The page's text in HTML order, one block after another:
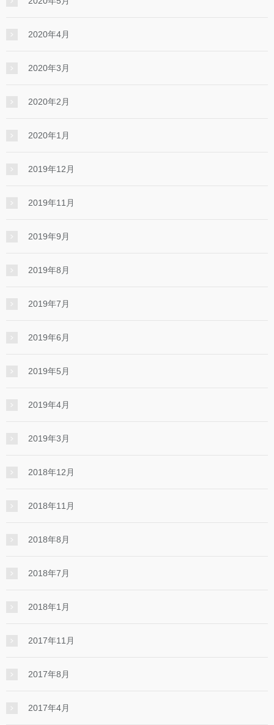
2020年4月
2020年3月
2020年2月
2020年1月
2019年12月
2019年11月
2019年9月
2019年8月
2019年7月
2019年6月
2019年5月
2019年4月
2019年3月
2018年12月
2018年11月
2018年8月
2018年7月
2018年1月
2017年11月
2017年8月
2017年4月